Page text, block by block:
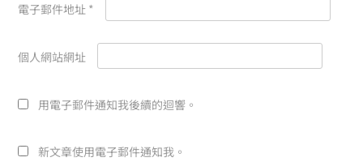
電子郵件地址 *
個人網站網址
用電子郵件通知我後續的迴響。
新文章使用電子郵件通知我。